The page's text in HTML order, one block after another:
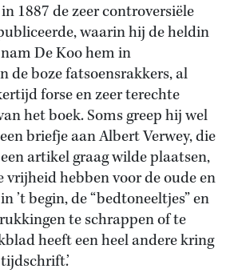
1887 de zeer controversiële
waarin hij de heldin
De Koo hem in
de boze fatsoensrakkers, al
forse en zeer terechte
het boek. Soms greep hij wel
briefje aan Albert Verwey, die
artikel graag wilde plaatsen,
vrijheid hebben voor de oude en
’t begin, de “bedtoneeltjes” en
te schrappen of te
heeft een heel andere kring